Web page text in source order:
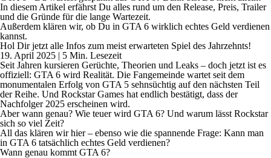
In diesem Artikel erfährst Du alles rund um den Release, Preis, Trailer
und die Gründe für die lange Wartezeit.
Außerdem klären wir, ob Du in GTA 6 wirklich echtes Geld verdienen
kannst.
Hol Dir jetzt alle Infos zum meist erwarteten Spiel des Jahrzehnts!
19. April 2025 | 5 Min. Lesezeit
Seit Jahren kursieren Gerüchte, Theorien und Leaks – doch jetzt ist es
offiziell: GTA 6 wird Realität. Die Fangemeinde wartet seit dem
monumentalen Erfolg von GTA 5 sehnsüchtig auf den nächsten Teil
der Reihe. Und Rockstar Games hat endlich bestätigt, dass der
Nachfolger 2025 erscheinen wird.
Aber wann genau? Wie teuer wird GTA 6? Und warum lässt Rockstar
sich so viel Zeit?
All das klären wir hier – ebenso wie die spannende Frage: Kann man
in GTA 6 tatsächlich echtes Geld verdienen?
Wann genau kommt GTA 6?